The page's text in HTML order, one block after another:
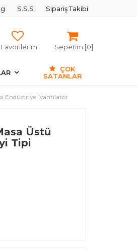
S.S.S Sipariş Takibi
Favorilerim Sepetim [0]
ÇOK
SATANLAR
Endüstriyel Vantilatör
Üstü
Tipi